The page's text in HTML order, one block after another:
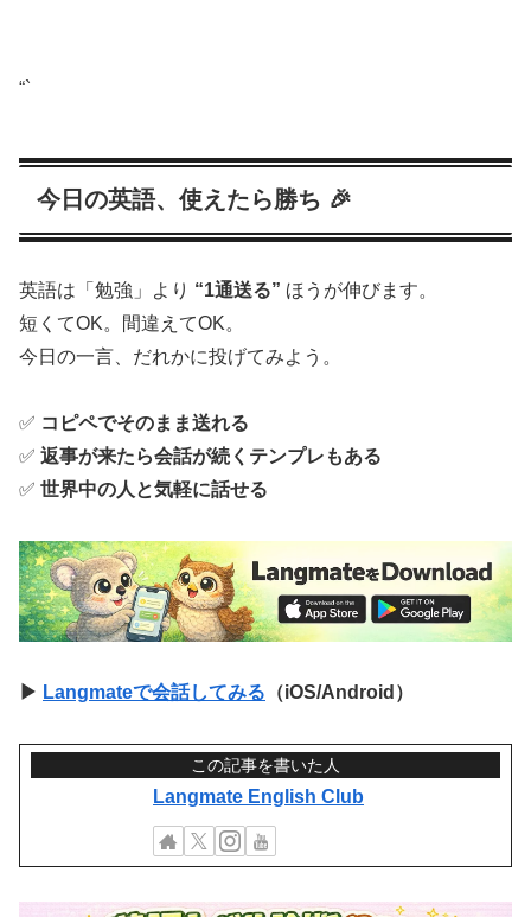
“`
今日の英語、使えたら勝ち 🎉
英語は「勉強」より “1通送る” ほうが伸びます。
短くてOK。間違えてOK。
今日の一言、だれかに投げてみよう。
✅ コピペでそのまま送れる
✅ 返事が来たら会話が続くテンプレもある
✅ 世界中の人と気軽に話せる
▶ Langmateで会話してみる （iOS/Android）
この記事を書いた人
Langmate English Club